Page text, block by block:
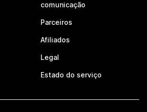
comunicação
Parceiros
Afiliados
Legal
Estado do serviço